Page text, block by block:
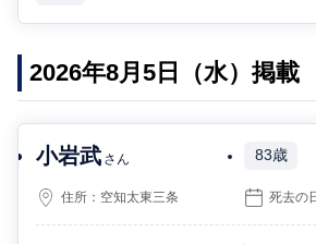
2026年8月5日（水）掲載
小岩武 さん 83歳
住所： 空知太東三条 死去の